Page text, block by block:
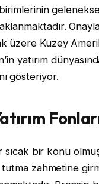
geleneksel
üzere Kuzey
yatırım
gösteriyor.
bir konu
tutma zahmetine